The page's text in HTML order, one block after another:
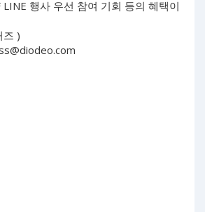
행사 우선 참여 기회 등의 혜택이
즈 )